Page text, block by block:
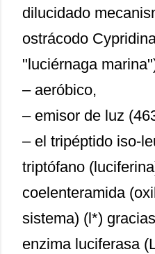
dilucidado
ostrácodo
"luciérnaga
– aeróbico,
– emisor de luz
– el tripéptido iso-
triptófano
coelenteramida
sistema) (l*)
enzima luciferasa